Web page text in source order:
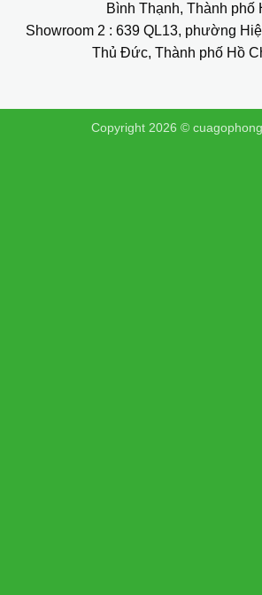
Bình Thạnh, Thành phố
Showroom 2 : 639 QL13, phường
Thủ Đức, Thành phố Hồ
Copyright 2026 ©